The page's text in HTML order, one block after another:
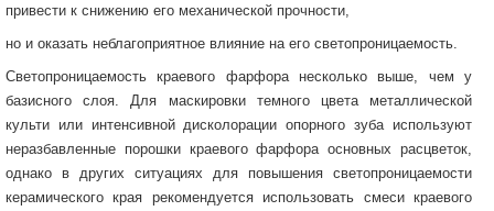
привести к снижению его механической прочности,
но и оказать неблагоприятное влияние на его светопроницаемость.
Светопроницаемость краевого фарфора несколько выше, чем у
базисного слоя. Для маскировки темного цвета металлической
культи или интенсивной дисколорации опорного зуба используют
неразбавленные порошки краевого фарфора основных расцветок,
однако в других ситуациях для повышения светопроницаемости
керамического края рекомендуется использовать смеси краевого